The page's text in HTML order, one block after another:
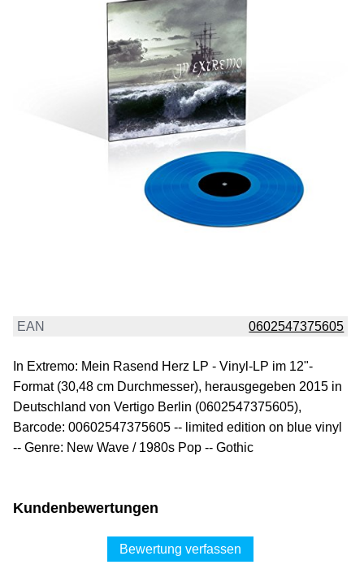
EAN 0602547375605
In Extremo: Mein Rasend Herz LP - Vinyl-LP im 12"-
Format (30,48 cm Durchmesser), herausgegeben 2015 in
Deutschland von Vertigo Berlin (0602547375605),
Barcode: 00602547375605 -- limited edition on blue vinyl
-- Genre: New Wave / 1980s Pop -- Gothic
Kundenbewertungen
Bewertung verfassen